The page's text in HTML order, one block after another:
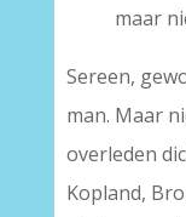
maar
Sereen,
man. Maar
overleden
Kopland,